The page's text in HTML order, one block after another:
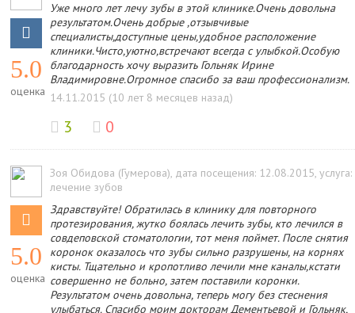
5.0
оценка
Уже много лет лечу зубы в этой клинике.Очень довольна
результатом.Очень добрые ,отзывчивые
специалисты,доступные цены,удобное расположение
клиники.Чисто,уютно,встречают всегда с улыбкой.Особую
благодарность хочу выразить Гольняк Ирине
Владимировне.Огромное спасибо за ваш профессионализм.
14.11.2015 (10 лет 8 месяцев назад)
3 0
5.0
оценка
Зоя Обидова (Гумерова), дата посещения: 12.08.2015, услуга:
лечение зубов
Здравствуйте! Обратилась в клинику для повторного
протезирования, жутко боялась лечить зубы, кто лечился в
совдеповской стоматологии, тот меня поймет. После снятия
коронок оказалось что зубы сильно разрушены, на корнях
кисты. Тщательно и кропотливо лечили мне каналы,кстати
совершенно не больно, затем поставили коронки.
Результатом очень довольна, теперь могу без стеснения
улыбаться. Спасибо моим докторам Дементьевой и Гольняк,